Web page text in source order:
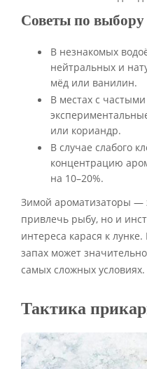
Советы по выбору
В незнакомых
нейтральных и
мёд или ванилин.
В местах с
или кориандр.
В случае слабого
концентрацию
на 10–20%.
Зимой ароматизаторы —
привлечь рыбу, но и
интереса карася к
запах может
самых сложных условиях.
Тактика